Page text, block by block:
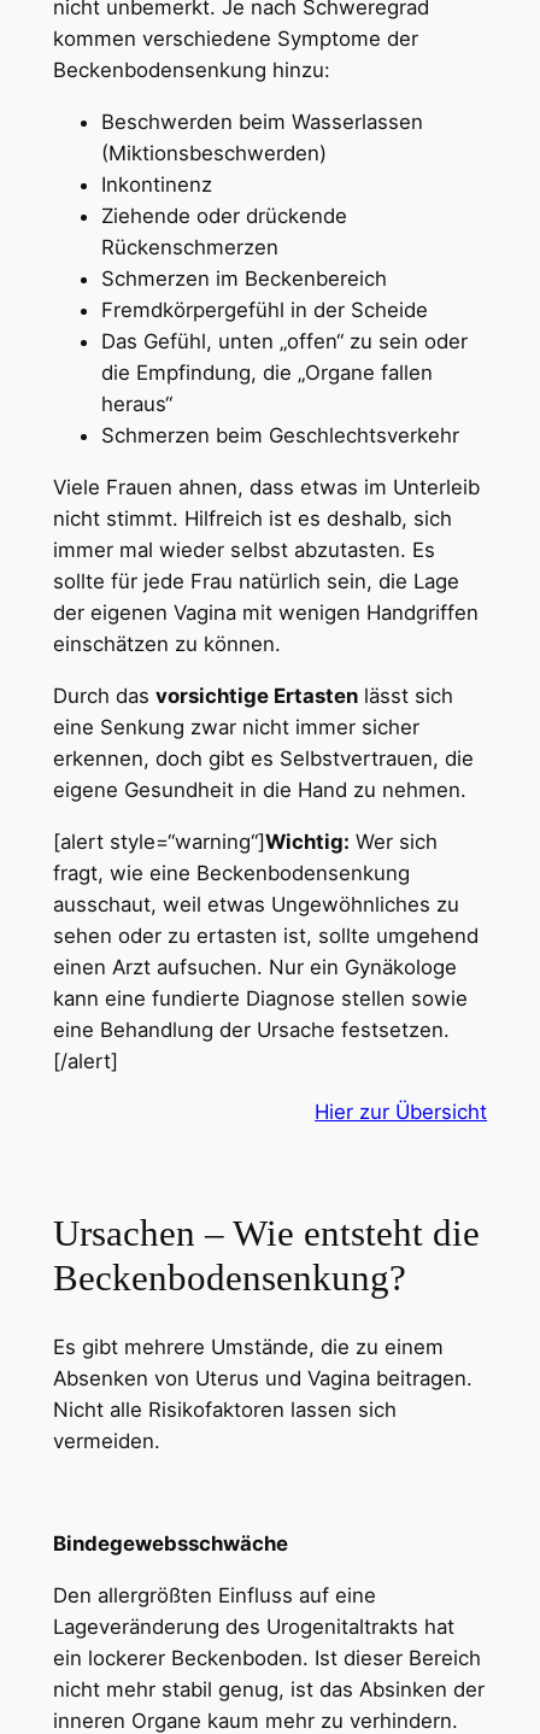
nicht unbemerkt. Je nach Schweregrad
kommen verschiedene Symptome der
Beckenbodensenkung hinzu:
Beschwerden beim Wasserlassen
(Miktionsbeschwerden)
Inkontinenz
Ziehende oder drückende
Rückenschmerzen
Schmerzen im Beckenbereich
Fremdkörpergefühl in der Scheide
Das Gefühl, unten „offen“ zu sein oder
die Empfindung, die „Organe fallen
heraus“
Schmerzen beim Geschlechtsverkehr
Viele Frauen ahnen, dass etwas im Unterleib
nicht stimmt. Hilfreich ist es deshalb, sich
immer mal wieder selbst abzutasten. Es
sollte für jede Frau natürlich sein, die Lage
der eigenen Vagina mit wenigen Handgriffen
einschätzen zu können.
Durch das vorsichtige Ertastenlässt sich
eine Senkung zwar nicht immer sicher
erkennen, doch gibt es Selbstvertrauen, die
eigene Gesundheit in die Hand zu nehmen.
[alert style=“warning“]Wichtig: Wer sich
fragt, wie eine Beckenbodensenkung
ausschaut, weil etwas Ungewöhnliches zu
sehen oder zu ertasten ist, sollte umgehend
einen Arzt aufsuchen. Nur ein Gynäkologe
kann eine fundierte Diagnose stellen sowie
eine Behandlung der Ursache festsetzen.
[/alert]
Hier zur Übersicht
Ursachen – Wie entsteht die
Beckenbodensenkung?
Es gibt mehrere Umstände, die zu einem
Absenken von Uterus und Vagina beitragen.
Nicht alle Risikofaktoren lassen sich
vermeiden.
Bindegewebsschwäche
Den allergrößten Einfluss auf eine
Lageveränderung des Urogenitaltrakts hat
ein lockerer Beckenboden. Ist dieser Bereich
nicht mehr stabil genug, ist das Absinken der
inneren Organe kaum mehr zu verhindern.